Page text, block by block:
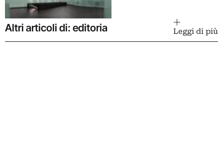
Altri articoli di: editoria Leggi di più